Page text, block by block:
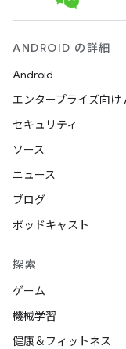
ANDROID の詳細
Android
エンタープライズ向け
セキュリティ
ソース
ニュース
ブログ
ポッドキャスト
探索
ゲーム
機械学習
健康＆フィットネス